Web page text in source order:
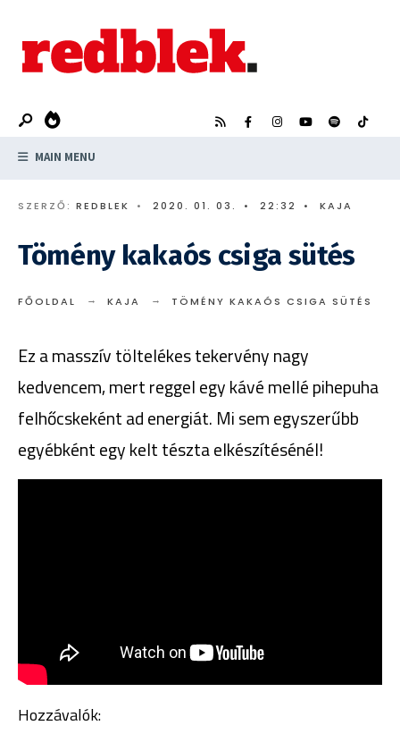
content
MAIN MENU
SZERZŐ: REDBLEK • 2020. 01. 03. • 22:32 • KAJA
Tömény kakaós csiga sütés
FŐOLDAL KAJA TÖMÉNY KAKAÓS CSIGA SÜTÉS
Ez a masszív töltelékes tekervény nagy
kedvencem, mert reggel egy kávé mellé pihepuha
felhőcskeként ad energiát. Mi sem egyszerűbb
egyébként egy kelt tészta elkészítésénél!
Hozzávalók: